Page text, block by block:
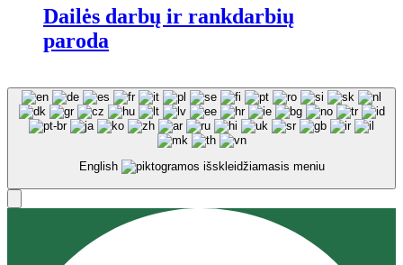
Dailės darbų ir rankdarbių
paroda
English